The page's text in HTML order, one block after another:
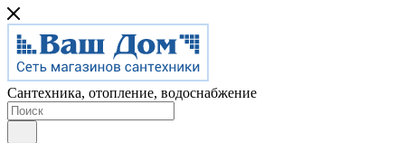
Сантехника, отопление, водоснабжение